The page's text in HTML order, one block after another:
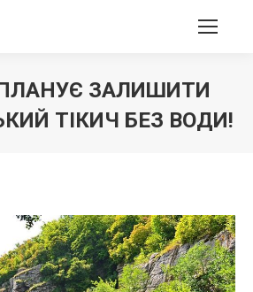
ЗАЛИШИТИ
ТІКИЧ БЕЗ ВОДИ!